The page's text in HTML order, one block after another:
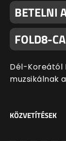
BETELNI
FOLD8-
Dél-Koreától
muzsikálnak
KÖZVETÍTÉSEK